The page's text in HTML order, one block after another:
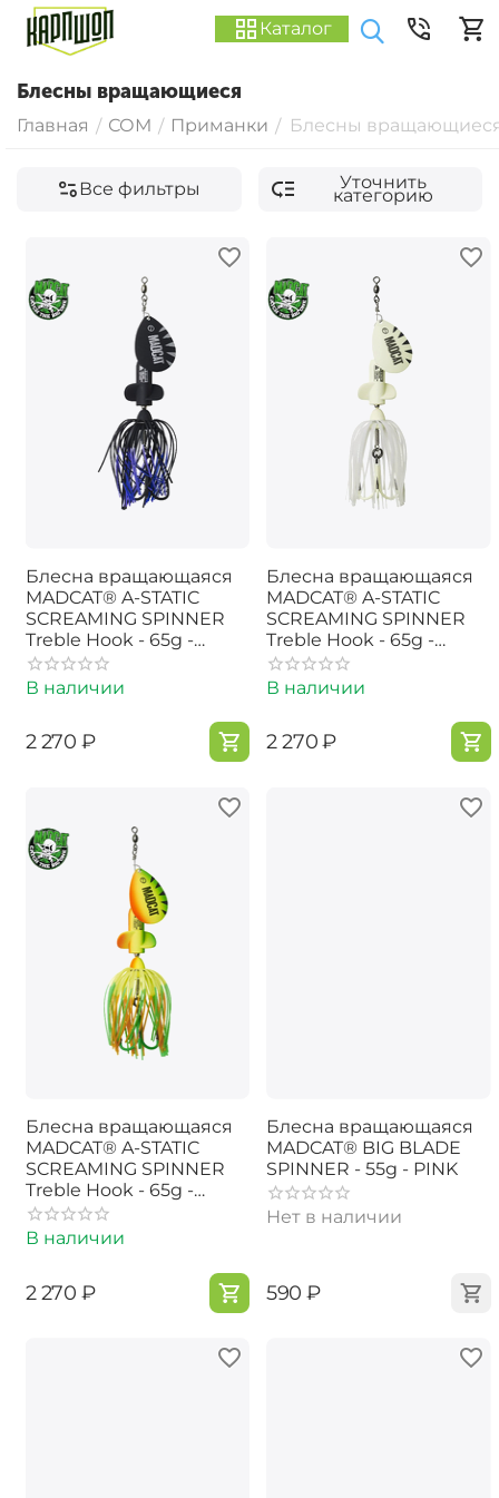
Каталог
Блесны вращающиеся
Главная / СОМ / Приманки / Блесны
Все фильтры Уточнить
категорию
Блесна вращающаяся
MADCAT® A-STATIC
SCREAMING SPINNER
Treble Hook - 65g -
BLACK DEVIL
В наличии
‍2 270‍ ₽
Блесна вращающаяся
MADCAT® A-STATIC
SCREAMING SPINNER
Treble Hook - 65g -
GLOW-IN-THE-DARK
В наличии
‍2 270‍₽
Блесна вращающаяся
MADCAT® A-STATIC
SCREAMING SPINNER
Treble Hook - 65g -
FIRETIGER UV
В наличии
‍2 270‍ ₽
Блесна вращающаяся
MADCAT® BIG BLADE
SPINNER - 55g - PINK
Нет в наличии
‍590‍ ₽